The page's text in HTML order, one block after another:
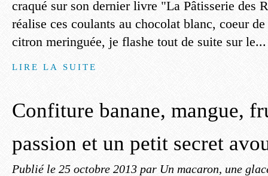
craqué sur son dernier livre "La Pâtisserie des
réalise ces coulants au chocolat blanc, coeur
citron meringuée, je flashe tout de suite sur le...
LIRE LA SUITE
Confiture banane, mangue,
passion et un petit secret
Publié le 25 octobre 2013 par Un macaron, une